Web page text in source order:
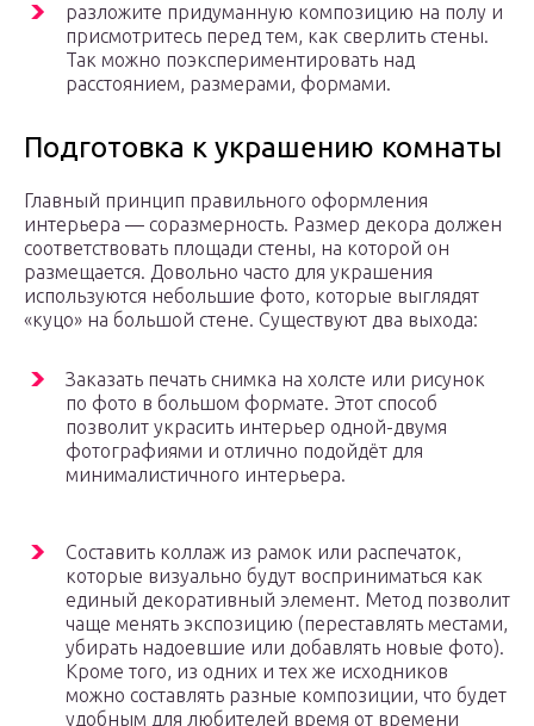
разложите придуманную композицию на полу и
присмотритесь перед тем, как сверлить стены.
Так можно поэкспериментировать над
расстоянием, размерами, формами.
Подготовка к украшению комнаты
Главный принцип правильного оформления
интерьера — соразмерность. Размер декора должен
соответствовать площади стены, на которой он
размещается. Довольно часто для украшения
используются небольшие фото, которые выглядят
«куцо» на большой стене. Существуют два выхода:
Заказать печать снимка на холсте или рисунок
по фото в большом формате. Этот способ
позволит украсить интерьер одной-двумя
фотографиями и отлично подойдёт для
минималистичного интерьера.
Составить коллаж из рамок или распечаток,
которые визуально будут восприниматься как
единый декоративный элемент. Метод позволит
чаще менять экспозицию (переставлять местами,
убирать надоевшие или добавлять новые фото).
Кроме того, из одних и тех же исходников
можно составлять разные композиции, что будет
удобным для любителей время от времени